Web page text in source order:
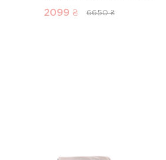
2099 ₴ 6650 ₴